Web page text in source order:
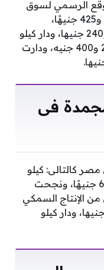
الموقع الرسمي لسوق
العبور، أن كيلو الدنيس دار حول 275 و425 جنيهًا،
وتراوحت أسعار المرجان بين 100 و240 جنيها، ودار كيلو
«سبيط، وكاليمارى، وسابيا» حول 25 و400 جنيه، ودارت
فى
كالتالى: كيلو
المكرونة المجمدة تراوح بين 30 و60 جنيهًا، ونجحت
من الإنتاج السمكي
بنسبة 85%، وبلغ كيلو السبيط 250 جنيها، ودار كيلو